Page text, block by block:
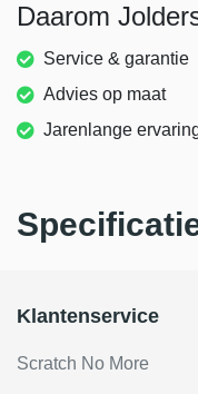
Daarom
Service & garantie
Advies op maat
Jarenlange
Klantenservice
Scratch No More